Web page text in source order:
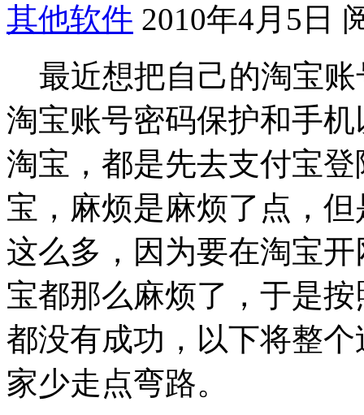
其他软件 2010年4月5日
最近想把自己的淘宝账
淘宝账号密码保护和手
淘宝，都是先去支付宝
宝，麻烦是麻烦了点，
这么多，因为要在淘宝
宝都那么麻烦了，于是
都没有成功，以下将整
家少走点弯路。